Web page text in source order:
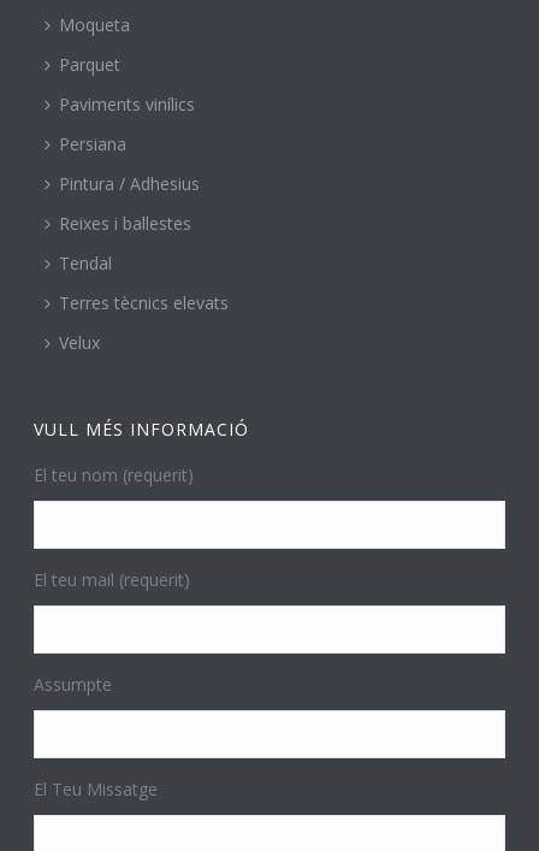
Moqueta
Parquet
Paviments vinílics
Persiana
Pintura / Adhesius
Reixes i ballestes
Tendal
Terres tècnics elevats
Velux
VULL MÉS INFORMACIÓ
El teu nom (requerit)
El teu mail (requerit)
Assumpte
El Teu Missatge